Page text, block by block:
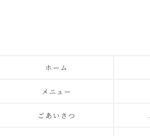
ホーム
メニュー
ごあいさつ